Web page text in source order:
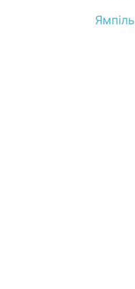
Ямпіль